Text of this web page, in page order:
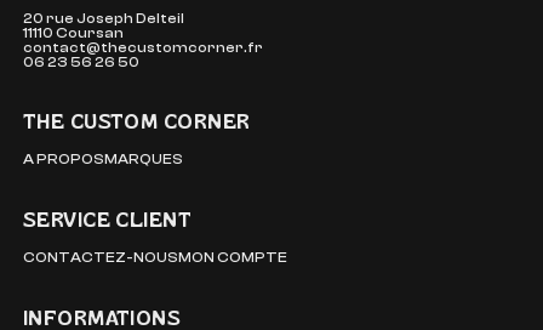
20 rue Joseph Delteil
11110 Coursan
contact@thecustomcorner.fr
06 23 56 26 50
THE CUSTOM CORNER
A PROPOSMARQUES
SERVICE CLIENT
CONTACTEZ-NOUSMON COMPTE
INFORMATIONS